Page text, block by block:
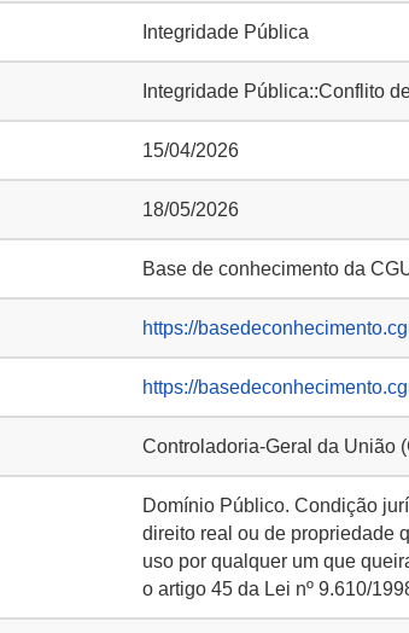
Integridade Pública
Integridade Pública::Conflito
15/04/2026
18/05/2026
Base de conhecimento da
https://
https://
Controladoria-Geral da União
Domínio Público. Condição
direito real ou de propriedade
uso por qualquer um que
o artigo 45 da Lei nº 9.610/